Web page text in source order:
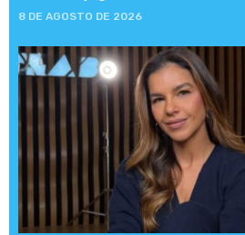
8 DE AGOSTO DE 2026